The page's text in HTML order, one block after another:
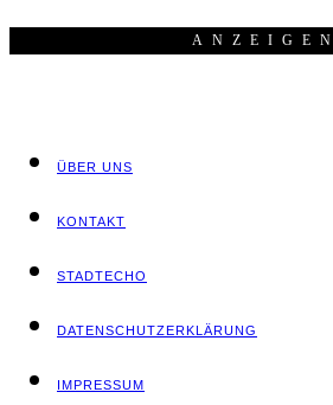
ANZEI­GEN
ÜBER UNS
KON­TAKT
STADT­ECHO
DATEN­SCHUTZ­ER­KLÄ­RUNG
IMPRES­SUM